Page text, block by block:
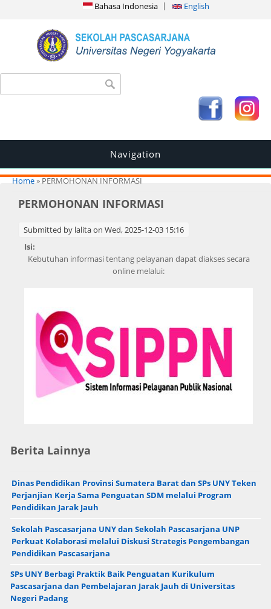
Bahasa Indonesia English
Search form
Navigation
You are here
Home» PERMOHONAN INFORMASI
PERMOHONAN INFORMASI
Submitted by lalitaon Wed, 2025-12-03 15:16
Isi:
Kebutuhan informasi tentang pelayanan dapat diakses secara
online melalui:
Berita Lainnya
Dinas Pendidikan Provinsi Sumatera Barat dan SPs UNY Teken
Perjanjian Kerja Sama Penguatan SDM melalui Program
Pendidikan Jarak Jauh
Sekolah Pascasarjana UNY dan Sekolah Pascasarjana UNP
Perkuat Kolaborasi melalui Diskusi Strategis Pengembangan
Pendidikan Pascasarjana
SPs UNY Berbagi Praktik Baik Penguatan Kurikulum
Pascasarjana dan Pembelajaran Jarak Jauh di Universitas
Negeri Padang